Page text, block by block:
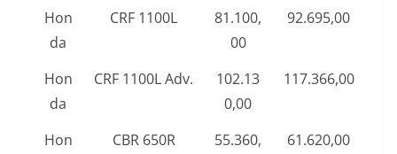
Hon
da
CRF 1100L
81.100,
00
92.695,00
Hon
da
CRF 1100L Adv.
102.13
0,00
117.366,00
Hon
CBR 650R
55.360,
61.620,00